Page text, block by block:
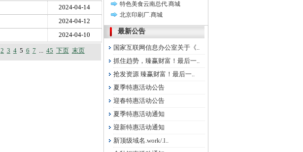
2024-04-14
2024-04-12
2024-04-10
2 3 45 6 7 ... 45 下页 末页
特色美食云南总代.商城
北京印刷厂.商城
最新公告
国家互联网信息办公室关于《..
抓住趋势，臻赢财富！最后一..
抢发资源 臻赢财富！最后一..
夏季特惠活动公告
迎春特惠活动公告
夏季特惠活动通知
迎新特惠活动通知
新顶级域名.work/.l..